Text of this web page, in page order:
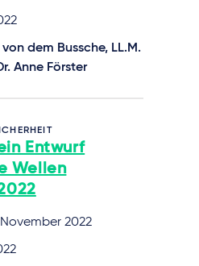
von dem Bussche, LL.M.
Anne Förster
Entwurf
Wellen
November 2022